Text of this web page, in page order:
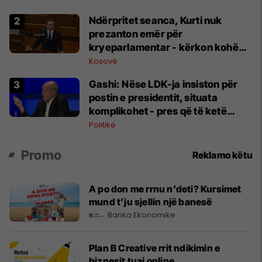
Ndërpritet seanca, Kurti nuk
prezanton emër për
kryeparlamentar - kërkon kohë
shtesë për marrëveshje politike
Kosovë
Gashi: Nëse LDK-ja insiston për
postin e presidentit, situata
komplikohet - pres që të ketë
lëshim
Politikë
Promo Reklamo këtu
A po don me rrnu n’deti? Kursimet
mund t’ju sjellin një banesë
Banka Ekonomike
Plan B Creative rrit ndikimin e